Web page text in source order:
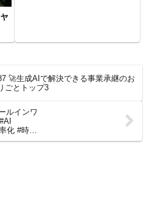
🚀生成AIで解決できる事業承継のお
ごとトップ3
ルインワ
化 #時短